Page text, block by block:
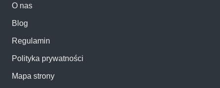
O nas
Blog
Regulamin
Polityka prywatności
Mapa strony